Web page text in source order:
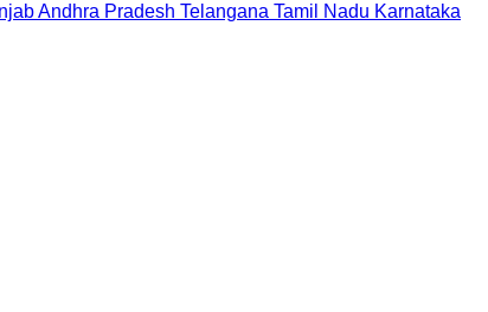
Andhra Pradesh Telangana Tamil Nadu Karnataka